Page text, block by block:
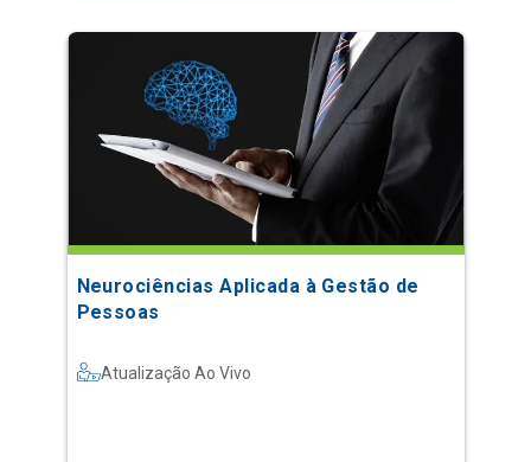
Neurociências Aplicada à Gestão de
Pessoas
Atualização Ao Vivo